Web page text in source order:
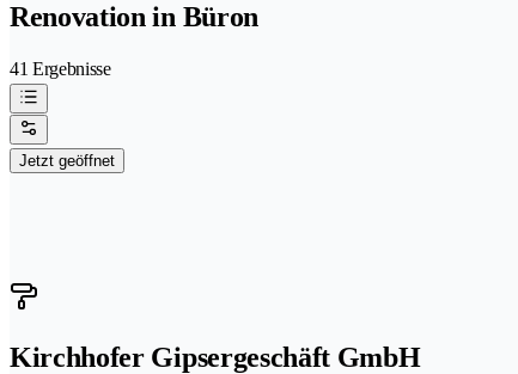
Renovation in Büron
41 Ergebnisse
Jetzt geöffnet
Kirchhofer Gipsergeschäft GmbH